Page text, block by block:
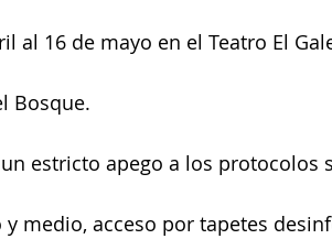
al 16 de mayo en el Teatro El
Bosque.
estricto apego a los protocolos
medio, acceso por tapetes